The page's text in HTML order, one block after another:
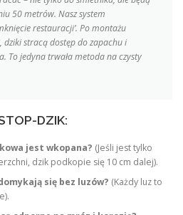
50 metrów. Nasz system
restauracji’. Po montażu
stracą dostęp do zapachu i
To jedyna trwała metoda na czysty
DZIK:
jest wkopana? (Jeśli jest tylko
dzik podkopie się 10 cm dalej).
się bez luzów? (Każdy luz to